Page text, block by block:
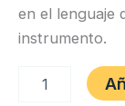
en el lenguaje
instrumento.